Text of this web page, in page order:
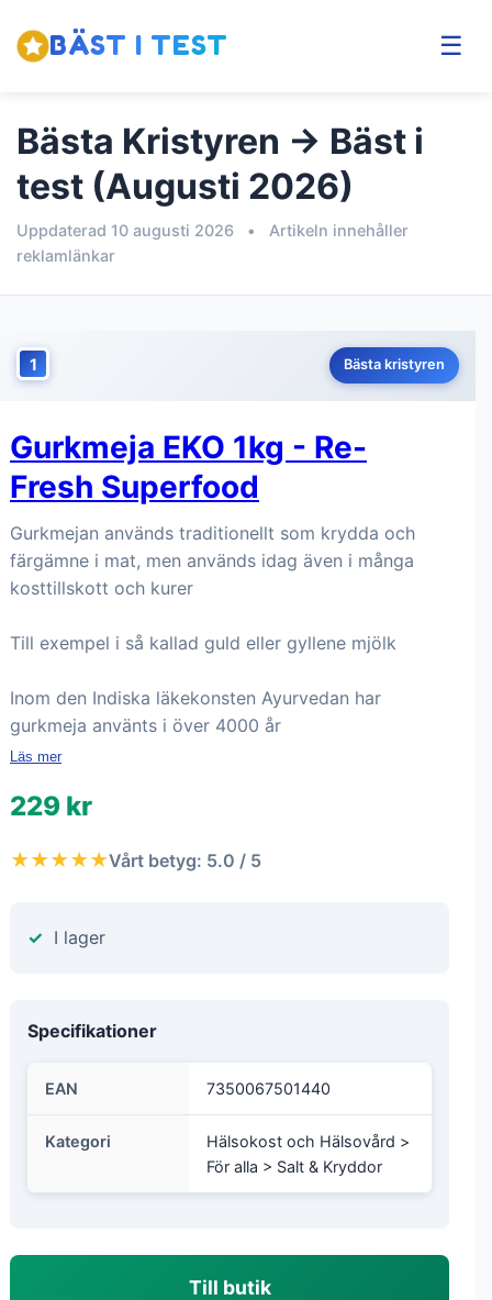
BÄST I TEST ☰
Bästa Kristyren → Bäst i
test (Augusti 2026)
Uppdaterad 10 augusti 2026 •
Artikeln innehåller
reklamlänkar
1 Bästa kristyren
Gurkmeja EKO 1kg - Re-
Fresh Superfood
Gurkmejan används traditionellt som krydda och
färgämne i mat, men används idag även i många
kosttillskott och kurer
Till exempel i så kallad guld eller gyllene mjölk
Inom den Indiska läkekonsten Ayurvedan har
gurkmeja använts i över 4000 år
Läs mer
229 kr
★★★★★Vårt betyg: 5.0 / 5
I lager
Specifikationer
EAN 7350067501440
Kategori
Hälsokost och Hälsovård >
För alla > Salt & Kryddor
Till butik